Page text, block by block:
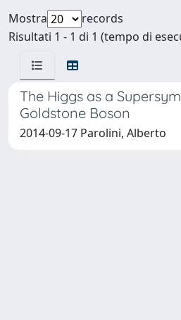
Mostra
records
Risultati 1 - 1 di 1 (tempo di
The Higgs as a
Goldstone Boson
2014-09-17 Parolini, Alberto